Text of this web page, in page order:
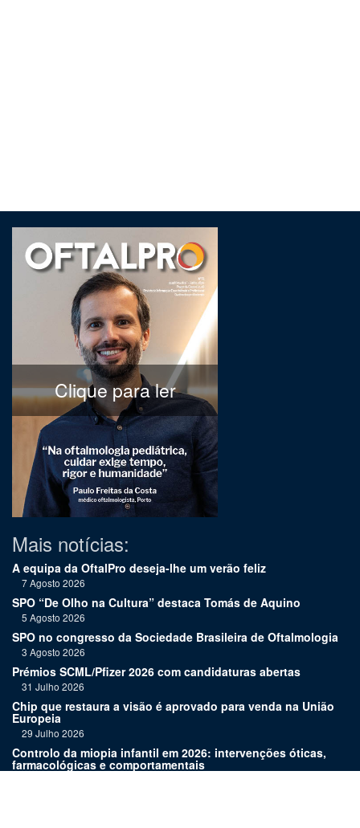
Clique para ler
Mais notícias:
A equipa da OftalPro deseja-lhe um verão feliz
7 Agosto 2026
SPO “De Olho na Cultura” destaca Tomás de Aquino
5 Agosto 2026
SPO no congresso da Sociedade Brasileira de Oftalmologia
3 Agosto 2026
Prémios SCML/Pfizer 2026 com candidaturas abertas
31 Julho 2026
Chip que restaura a visão é aprovado para venda na União
Europeia
29 Julho 2026
Controlo da miopia infantil em 2026: intervenções óticas,
farmacológicas e comportamentais